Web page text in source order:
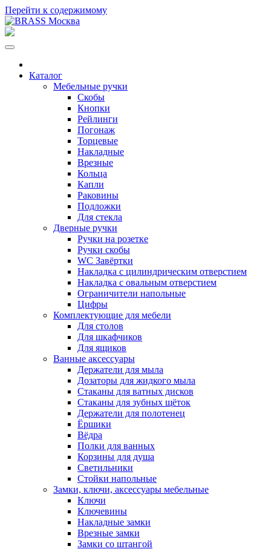
Перейти к содержимому
Каталог
Мебельные ручки
Скобы
Кнопки
Рейлинги
Погонаж
Торцевые
Накладные
Врезные
Кольца
Капли
Раковины
Подложки
Для стекла
Дверные ручки
Ручки на розетке
Ручки скобы
WC Завёртки
Накладка с цилиндрическим отверстием
Накладка с овальным отверстием
Ограничители напольные
Цифры
Комплектующие для мебели
Для столов
Для шкафчиков
Для ящиков
Ванные аксессуары
Держатели для мыла
Дозаторы для жидкого мыла
Стаканы для ватных дисков
Стаканы для зубных щёток
Держатели для полотенец
Ёршики
Вёдра
Полки для ванных
Корзины для душа
Светильники
Стойки напольные
Замки, ключи, аксессуары мебельные
Ключи
Ключевины
Накладные замки
Врезные замки
Замки со штангой